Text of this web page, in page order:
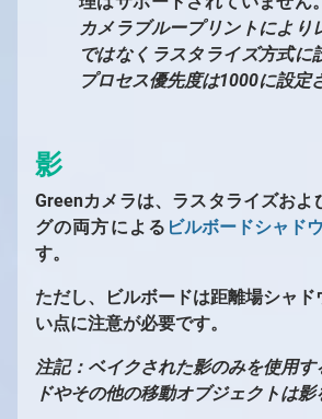
カメラブループリントにより
ではなくラスタライズ方式に
プロセス優先度は1000に設定
影
Greenカメラは、ラスタライズおよ
グの両方による ビルボードシャドウ
す。
ただし、ビルボードは距離場シャ
い点に注意が必要です。
注記：ベイクされた影のみを使用
ドやその他の移動オブジェクトは影